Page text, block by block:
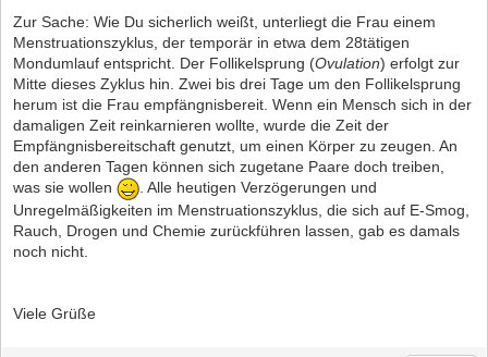
Zur Sache: Wie Du sicherlich weißt, unterliegt die Frau einem
Menstruationszyklus, der temporär in etwa dem 28tätigen
Mondumlauf entspricht. Der Follikelsprung (Ovulation) erfolgt zur
Mitte dieses Zyklus hin. Zwei bis drei Tage um den Follikelsprung
herum ist die Frau empfängnisbereit. Wenn ein Mensch sich in der
damaligen Zeit reinkarnieren wollte, wurde die Zeit der
Empfängnisbereitschaft genutzt, um einen Körper zu zeugen. An
den anderen Tagen können sich zugetane Paare doch treiben,
was sie wollen
. Alle heutigen Verzögerungen und
Unregelmäßigkeiten im Menstruationszyklus, die sich auf E-Smog,
Rauch, Drogen und Chemie zurückführen lassen, gab es damals
noch nicht.
Viele Grüße